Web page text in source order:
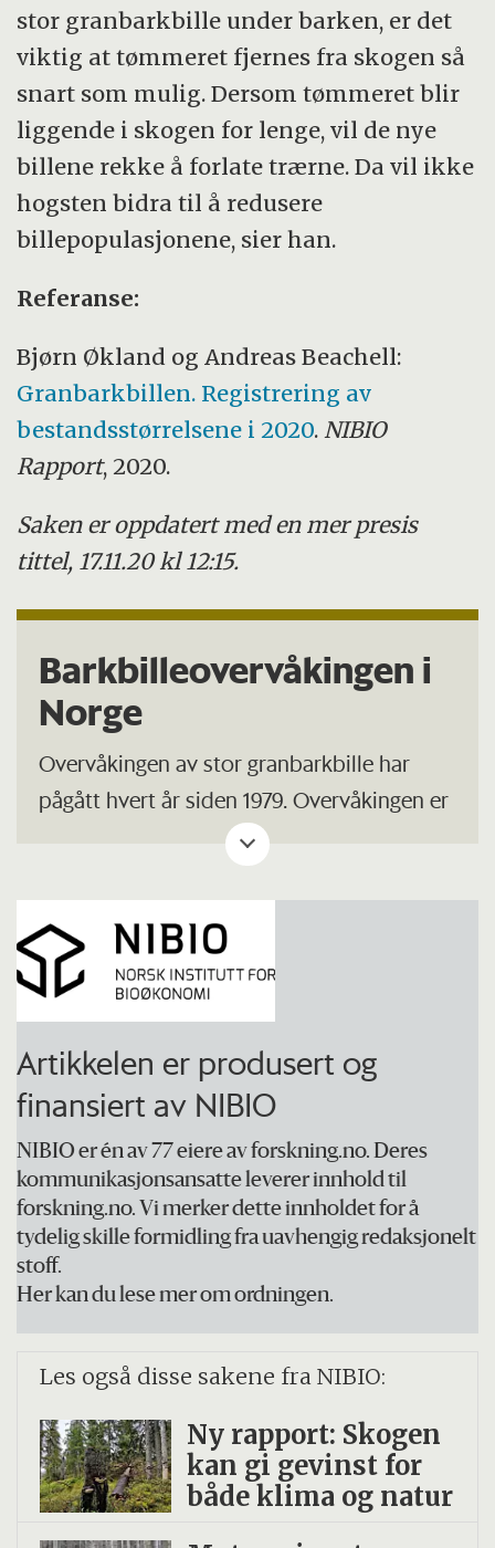
stor granbarkbille under barken, er det
viktig at tømmeret fjernes fra skogen så
snart som mulig. Dersom tømmeret blir
liggende i skogen for lenge, vil de nye
billene rekke å forlate trærne. Da vil ikke
hogsten bidra til å redusere
billepopulasjonene, sier han.
Referanse:
Bjørn Økland og Andreas Beachell:
Granbarkbillen. Registrering av
bestandsstørrelsene i 2020.NIBIO
Rapport, 2020.
Saken er oppdatert med en mer presis
tittel, 17.11.20 kl 12:15.
Barkbilleovervåkingen i
Norge
Overvåkingen av stor granbarkbille har
pågått hvert år siden 1979. Overvåkingen er
basert på fellefangster med feromoner. Når
stor granbarkbille borer inn i grantrær
skiller den ut spesielle signalstoffer,
feromoner, for å tilkalle artsfrender. Dette
feromonet produseres syntetisk og brukes
i fellene.
Den årlige registreringen av
barkbillebestandene gjennomføres av
NIBIO i samarbeid med
skogbruksmyndighetene. Overvåkingen
omfatter godt over 500 feller fordelt i
Norge.
store barkbillebestander, men gir også data
til forskning for å forstå barkbillenes
biologi og hvordan barkbilleutbrudd
oppstår.
Artikkelen er produsert og
finansiert av NIBIO
NIBIO er én av 77 eiere av forskning.no. Deres
kommunikasjonsansatte leverer innhold til
forskning.no. Vi merker dette innholdet for å
tydelig skille formidling fra uavhengig redaksjonelt
stoff.
Her kan du lese mer om ordningen.
Les også disse sakene fra NIBIO:
Ny rapport: Skogen
kan gi gevinst for
både klima og natur